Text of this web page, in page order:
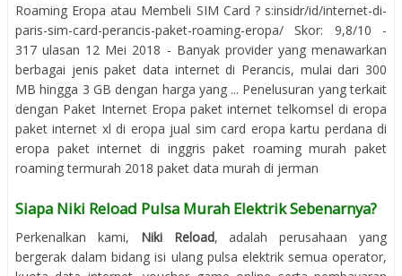
Roaming Eropa atau Membeli SIM Card ? s:insidr/id/internet-di-
paris-sim-card-perancis-paket-roaming-eropa/ Skor: 9,8/10 -
‎317 ulasan 12 Mei 2018 - Banyak provider yang menawarkan
berbagai jenis paket data internet di Perancis, mulai dari 300
MB hingga 3 GB dengan harga yang ... Penelusuran yang terkait
dengan Paket Internet Eropa paket internet telkomsel di eropa
paket internet xl di eropa jual sim card eropa kartu perdana di
eropa paket internet di inggris paket roaming murah paket
roaming termurah 2018 paket data murah di jerman
Siapa Niki Reload Pulsa Murah Elektrik Sebenarnya?
Perkenalkan kami, Niki Reload, adalah perusahaan yang
bergerak dalam bidang isi ulang pulsa elektrik semua operator,